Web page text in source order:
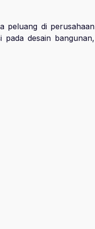
peluang di perusahaan
desain bangunan,